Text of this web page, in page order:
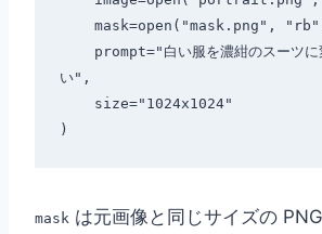
い",
mask は元画像と同じサイズの